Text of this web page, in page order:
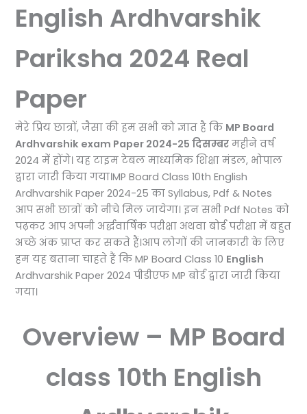
English Ardhvarshik
Pariksha 2024 Real
Paper
मेरे प्रिय छात्रों, जैसा की हम सभी को ज्ञात है कि MP Board
Ardhvarshik exam Paper 2024-25 दिसम्बर महीने वर्ष
2024 में होंगे। यह टाइम टेबल माध्यमिक शिक्षा मंडल, भोपाल
द्वारा जारी किया गया।MP Board Class 10th English
Ardhvarshik Paper 2024-25 का Syllabus, Pdf & Notes
आप सभी छात्रों को नीचे मिल जायेगा। इन सभी Pdf Notes को
पढ़कर आप अपनी अर्द्धवार्षिक परीक्षा अथवा बोर्ड परीक्षा में बहुत
अच्छे अंक प्राप्त कर सकते हैं।आप लोगों की जानकारी के लिए
हम यह बताना चाहते हैं कि MP Board Class 10 English
Ardhvarshik Paper 2024 पीडीएफ MP बोर्ड द्वारा जारी किया
गया।
Overview – MP Board
class 10th English